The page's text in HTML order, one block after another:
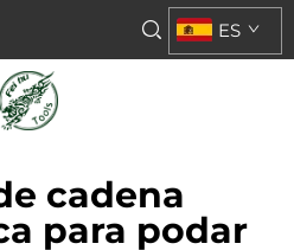
ES
cadena
para podar